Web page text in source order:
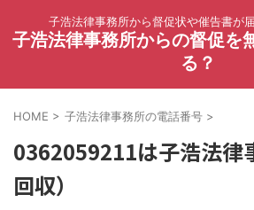
子浩法律事務所から督促状や催告書が
子浩法律事務所からの督促を
る？
HOME > 子浩法律事務所の電話番号 >
0362059211は子浩法律
回収）